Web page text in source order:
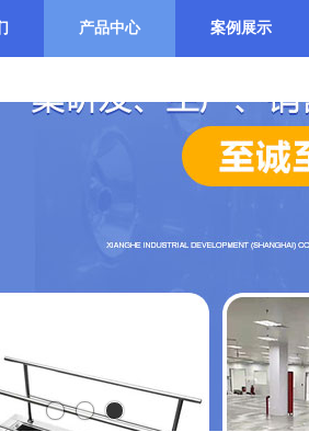
产品中心 案例展示